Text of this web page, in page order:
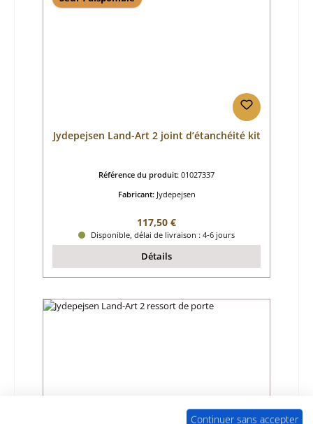
Jydepejsen Land-Art 2 joint d’étanchéité kit
Référence du produit: 01027337
Fabricant: Jydepejsen
Prix régulier :
117,50 €
Disponible, délai de livraison : 4-6 jours
Détails
Continuer sans accepter